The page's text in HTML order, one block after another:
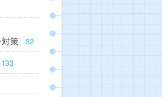
策
32
133